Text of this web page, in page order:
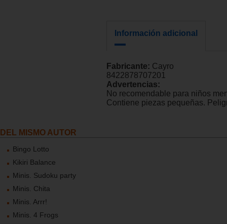
Información adicional
Fabricante: Cayro
8422878707201
Advertencias:
No recomendable para niños
Contiene piezas pequeñas.
DEL MISMO AUTOR
Bingo Lotto
Kikiri Balance
Minis. Sudoku party
Minis. Chita
Minis. Arrr!
Minis. 4 Frogs